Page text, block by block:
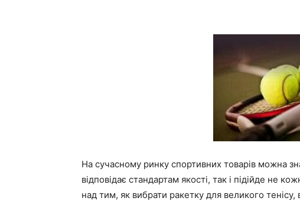
На сучасному ринку спортивних товарів можна
відповідає стандартам якості, так і підійде не
над тим, як вибрати ракетку для великого